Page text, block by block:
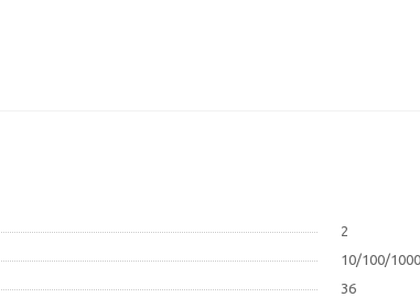
2
10/100/1000
36